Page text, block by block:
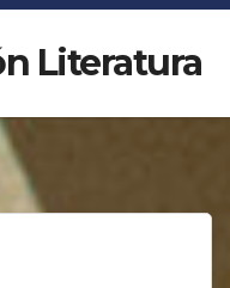
Literatura